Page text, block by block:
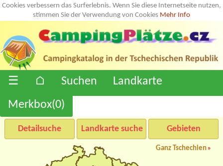
Cookies verbessern das Surferlebnis. Wenn Sie diese Internetseite nutzen,
stimmen Sie der Verwendung von Cookies Mehr Info
☰ ⌂ Suchen
Landkarte
Merkbox(0)
Detailsuche Landkarte suche Gebieten
Ganz Tschechien»